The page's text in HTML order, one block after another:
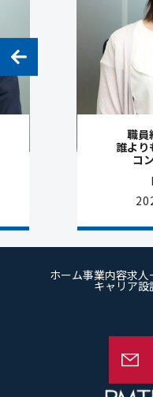
職員
誰より
コ
ホーム事業内容求人
キャリア設